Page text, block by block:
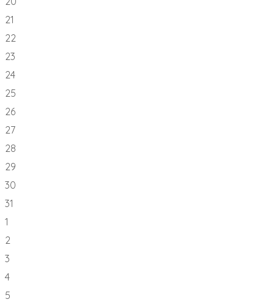
21
22
23
24
25
26
27
28
29
30
31
1
2
3
4
5